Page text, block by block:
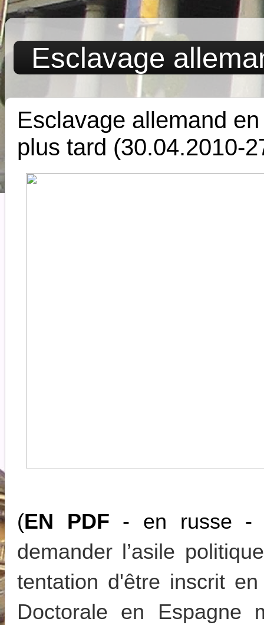
Esclavage
Esclavage allemand
plus tard (30.04.2010-
(EN PDF - en russe
demander l’asile
tentation d'être inscrit
Doctorale en